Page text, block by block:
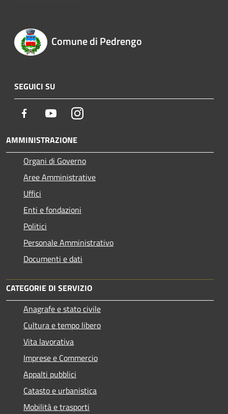
Comune di Pedrengo
SEGUICI SU
Facebook YoutubeInstagram
AMMINISTRAZIONE
Organi di Governo
Aree Amministrative
Uffici
Enti e fondazioni
Politici
Personale Amministrativo
Documenti e dati
CATEGORIE DI SERVIZIO
Anagrafe e stato civile
Cultura e tempo libero
Vita lavorativa
Imprese e Commercio
Appalti pubblici
Catasto e urbanistica
Mobilità e trasporti